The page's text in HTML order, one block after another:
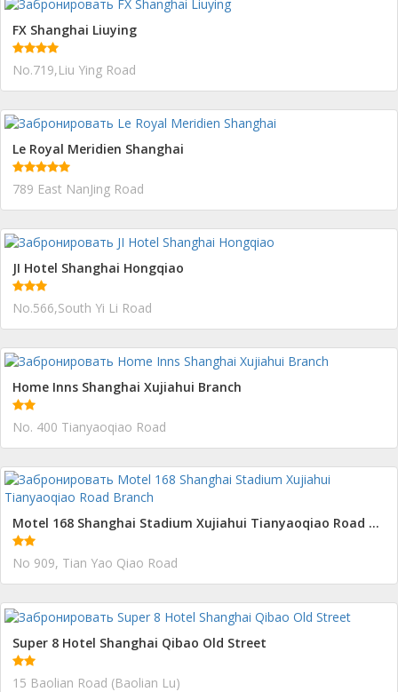
FX Shanghai Liuying
No.719,Liu Ying Road
Le Royal Meridien Shanghai
789 East NanJing Road
JI Hotel Shanghai Hongqiao
No.566,South Yi Li Road
Home Inns Shanghai Xujiahui Branch
No. 400 Tianyaoqiao Road
Motel 168 Shanghai Stadium Xujiahui Tianyaoqiao Road Branch
No 909, Tian Yao Qiao Road
Super 8 Hotel Shanghai Qibao Old Street
15 Baolian Road (Baolian Lu)